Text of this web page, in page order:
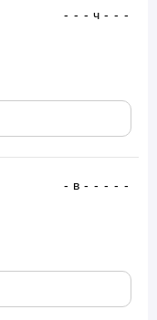
- - - ч - - -
- в - - - - -